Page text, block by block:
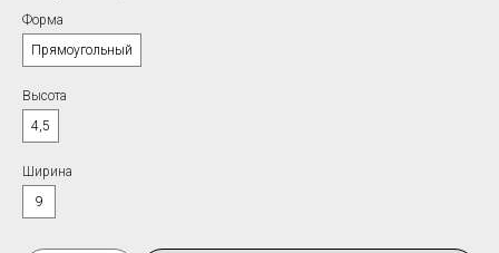
Форма
Прямоугольный
Высота
4,5
Ширина
9